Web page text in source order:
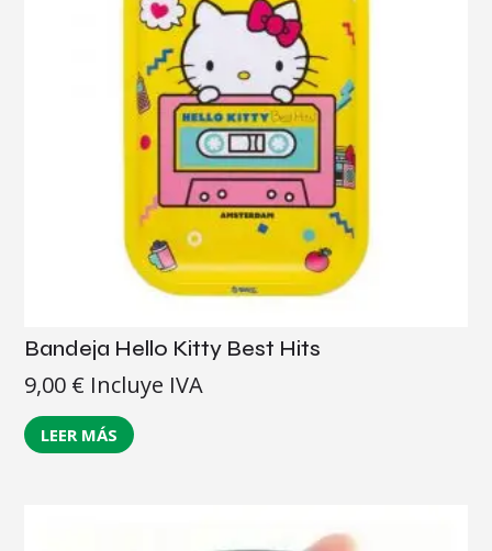
Bandeja Hello Kitty Best Hits
9,00 € Incluye IVA
LEER MÁS